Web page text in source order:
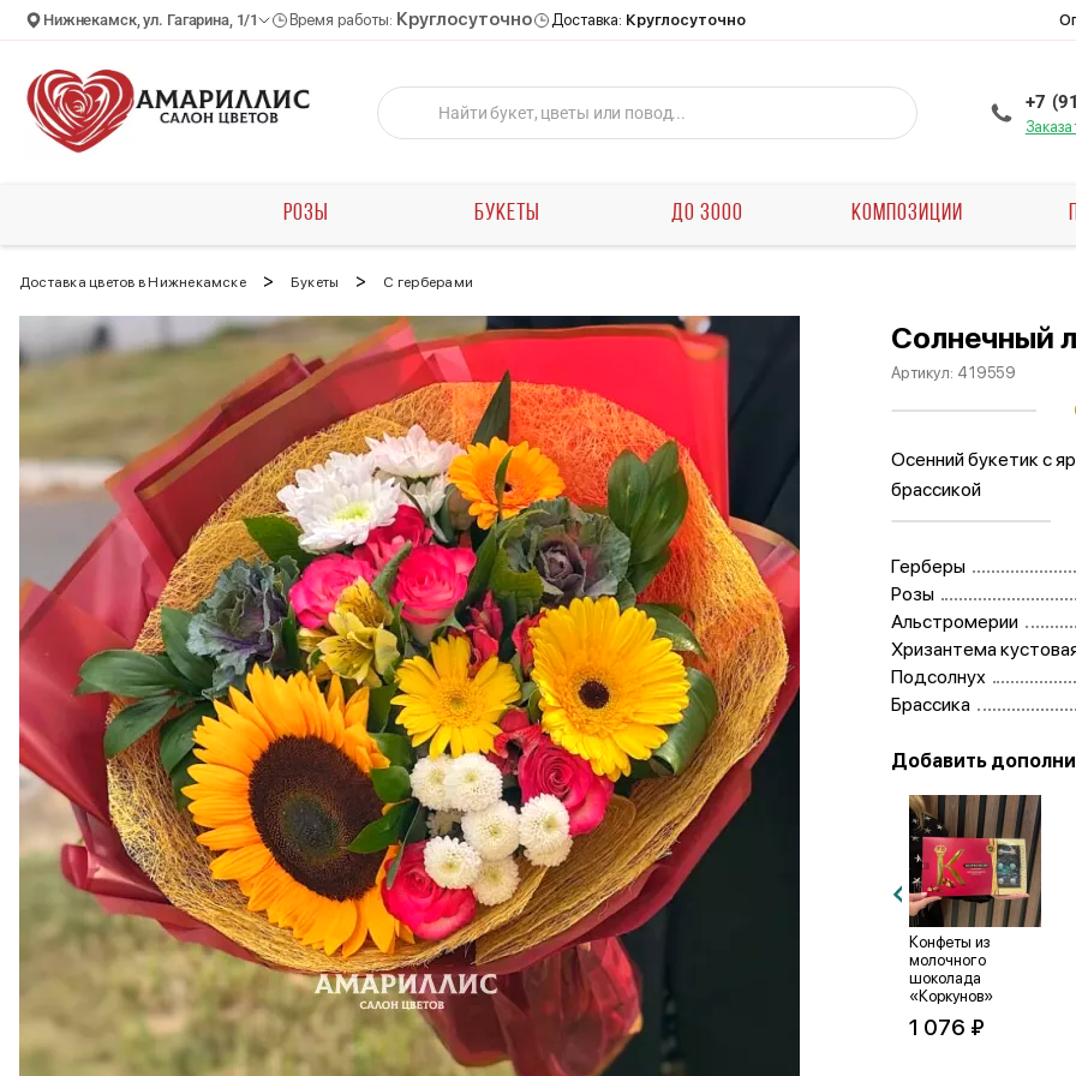
Нижнекамск, ул. Гагарина, 1/1 Время работы: Круглосуточно Доставка: Круглосуточно
+7
РОЗЫ БУКЕТЫ ДО 3000 КОМПОЗИЦИИ
Доставка цветов в Нижнекамске > Букеты > С герберами
Солнечный
Артикул: 419559
Осенний букетик с
брассикой
Герберы
Розы
Альстромерии
Хризантема
Подсолнух
Брассика
Добавить
Конфеты с
миндалем
«Merci»
1 076 ₽
Ореховая паста
«Nutella» 180 г.
897 ₽
Конфеты из
молочного
шоколада
«Коркунов»
1 076 ₽